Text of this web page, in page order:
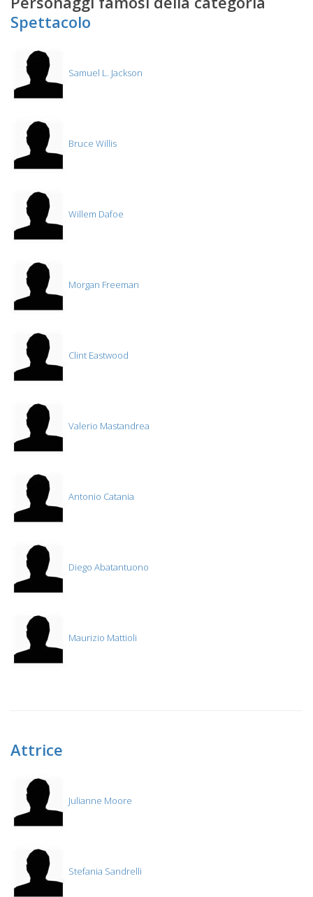
Spettacolo
Samuel L. Jackson
Bruce Willis
Willem Dafoe
Morgan Freeman
Clint Eastwood
Valerio Mastandrea
Antonio Catania
Diego Abatantuono
Maurizio Mattioli
Attrice
Julianne Moore
Stefania Sandrelli